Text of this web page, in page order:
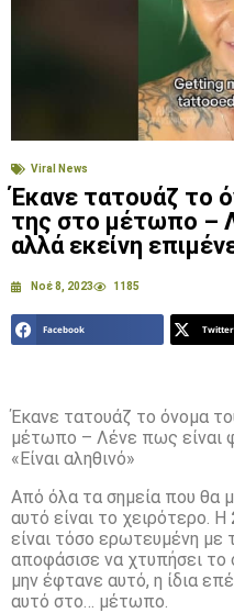
Viral News
Έκανε τατουάζ το
της στο μέτωπο –
αλλά εκείνη
Νοέ 8, 2023 1185
Facebook Twitter
Έκανε τατουάζ το όνομα
μέτωπο – Λένε πως είναι
«Είναι αληθινό»
Από όλα τα σημεία που θα
αυτό είναι το χειρότερο. Η
είναι τόσο ερωτευμένη με
αποφάσισε να χτυπήσει το
μην έφτανε αυτό, η ίδια
αυτό στο… μέτωπο.